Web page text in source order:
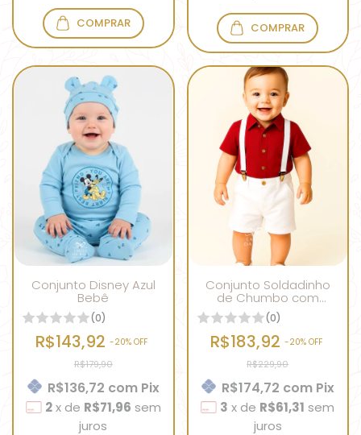
COMPRAR COMPRAR
Conjunto Disney Azul
Bebê
(0)
R$143,92-20% OFF
R$179,90
R$136,72 com Pix
2 x de R$71,96 sem
juros
Conjunto Soldadinho
de Chumbo com
Suspensório
(0)
R$183,92 -20% OFF
R$229,90
R$174,72 com Pix
3 x de R$61,31 sem
juros